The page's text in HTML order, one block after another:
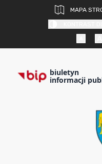
MAPA
biuletyn
informacji